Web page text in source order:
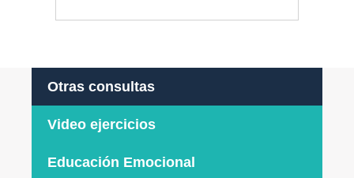
Otras consultas
Video ejercicios
Educación Emocional